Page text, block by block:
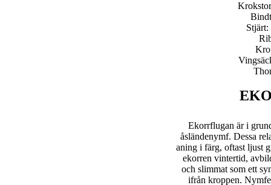
Ekorrflugan är i
åsländenymf. Dessa
aning i färg, oftast ljust
ekorren vintertid,
och slimmat som ett
ifrån kroppen.